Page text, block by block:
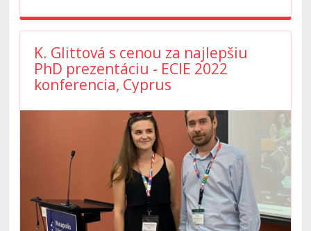
K. Glittová s cenou za najlepšiu
PhD prezentáciu - ECIE 2022
konferencia, Cyprus